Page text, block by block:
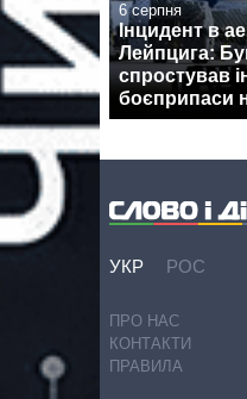
6 серпня
Інцидент в
Лейпцига:
спростував
боєприпаси
УКР РОС
ПРО НАС
КОНТАКТИ
ПРАВИЛА